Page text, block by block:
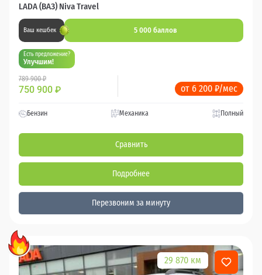
LADA (ВАЗ) Niva Travel
Ваш кешбек 5 000 баллов
Есть предложение?
Улучшим!
789 900 ₽
750 900 ₽ от 6 200 ₽/мес
Бензин Механика Полный
Сравнить
Подробнее
Перезвоним за минуту
29 870 км